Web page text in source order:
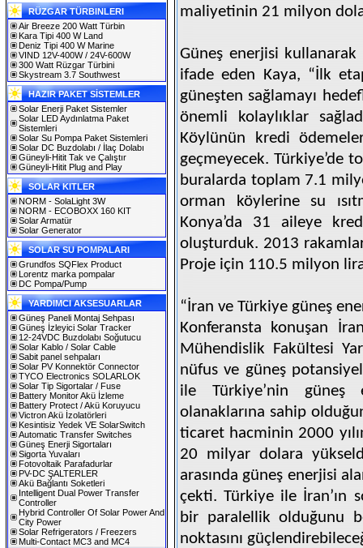
RÜZGAR TÜRBINLERI
Air Breeze 200 Watt Türbin
Kara Tipi 400 W Land
Deniz Tipi 400 W Marine
VIND 12V-400W / 24V-600W
300 Watt Rüzgar Türbini
Skystream 3.7 Southwest
HAZIR PAKET SİSTEMLER
Solar Enerji Paket Sistemler
Solar LED Aydınlatma Paket
Sistemleri
Solar Su Pompa Paket Sistemleri
Solar DC Buzdolabı / İlaç Dolabı
Güneyli-Hitit Tak ve Çalıştır
Güneyli-Hitit Plug and Play
SOLAR KITLER
NORM - SolaLight 3W
NORM - ECOBOXX 160 KIT
Solar Armatür
Solar Generator
SOLAR SU POMPALARI
Grundfos SQFlex Product
Lorentz marka pompalar
DC Pompa/Pump
YARDIMCI AKSESUARLAR
Güneş Paneli Montaj Sehpası
Güneş İzleyici Solar Tracker
12-24VDC Buzdolabı Soğutucu
Solar Kablo / Solar Cable
Sabit panel sehpaları
Solar PV Konnektör Connector
TYCO Electronics SOLARLOK
Solar Tip Sigortalar / Fuse
Battery Monitor Akü İzleme
Battery Protect / Akü Koruyucu
Victron Akü İzolatörleri
Kesintisiz Yedek VE SolarSwitch
Automatic Transfer Switches
Güneş Enerji Sigortaları
Sigorta Yuvaları
Fotovoltaik Parafadurlar
PV-DC ŞALTERLER
Akü Bağlantı Soketleri
Intelligent Dual Power Transfer
Controller
Hybrid Controller Of Solar Power And
City Power
Solar Refrigerators / Freezers
Multi-Contact MC3 and MC4
maliyetinin 21 milyon
Güneş enerjisi
ifade eden Kaya, “İlk
güneşten sağlamayı
önemli kolaylıklar
Köylünün kredi
geçmeyecek. Türkiye’de
buralarda toplam 7.1
orman köylerine su
Konya’da 31 aileye
oluşturduk. 2013
Proje için 110.5 milyon
“İran ve Türkiye güneş
Konferansta konuşan
Mühendislik Fakültesi
nüfus ve güneş
ile Türkiye’nin güneş
olanaklarına sahip
ticaret hacminin 2000
20 milyar dolara
arasında güneş enerjisi
çekti. Türkiye ile İran’ın
bir paralellik olduğunu
noktasını